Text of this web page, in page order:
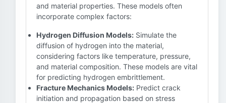
and material properties. These models often
incorporate complex factors:
Hydrogen Diffusion Models: Simulate the
diffusion of hydrogen into the material,
considering factors like temperature, pressure,
and material composition. These models are vital
for predicting hydrogen embrittlement.
Fracture Mechanics Models: Predict crack
initiation and propagation based on stress